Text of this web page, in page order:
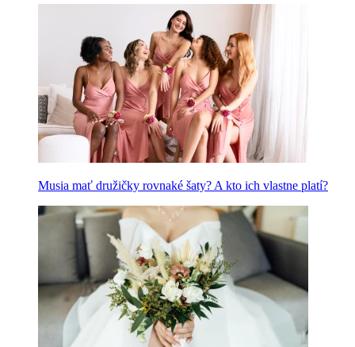
Musia mať družičky rovnaké šaty? A kto ich vlastne platí?